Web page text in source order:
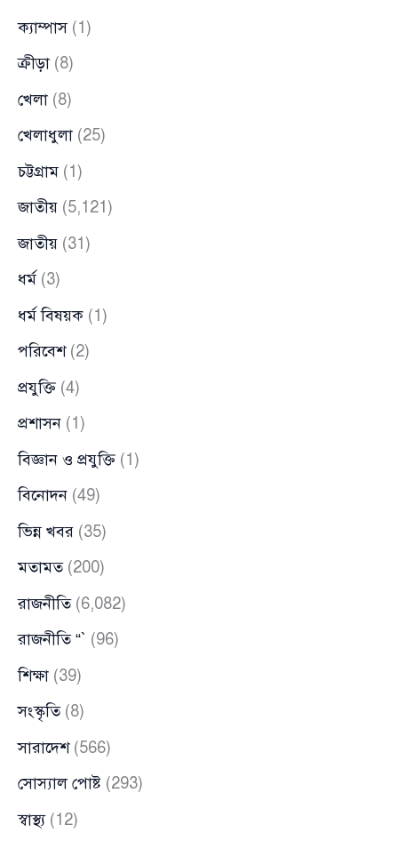
ক্যাম্পাস(1)
ক্রীড়া (8)
খেলা (8)
খেলাধুলা (25)
চট্টগ্রাম (1)
জাতীয় (5,121)
জাতীয় (31)
ধর্ম (3)
ধর্ম বিষয়ক (1)
পরিবেশ(2)
প্রযুক্তি (4)
প্রশাসন (1)
বিজ্ঞান ও প্রযুক্তি (1)
বিনোদন (49)
ভিন্ন খবর (35)
মতামত(200)
রাজনীতি(6,082)
রাজনীতি “` (96)
শিক্ষা (39)
সংস্কৃতি(8)
সারাদেশ(566)
সোস্যাল পোষ্ট (293)
স্বাস্থ্য(12)